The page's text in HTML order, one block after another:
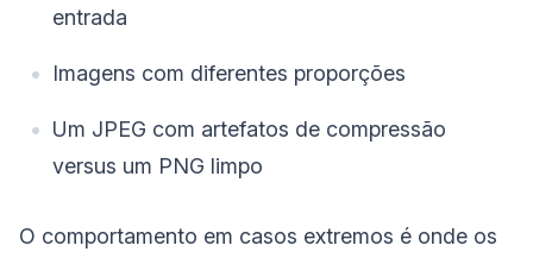
entrada
Imagens com diferentes proporções
Um JPEG com artefatos de compressão
versus um PNG limpo
O comportamento em casos extremos é onde os